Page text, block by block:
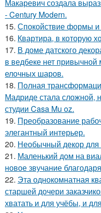
Макаревич создала
- Century Modern.
15. Спокойствие формы и
16. Квартира, в которую
17. В доме датского
в ведбеке нет
елочных шаров.
18. Полная
Мадриде стала сложной,
студии Casa Mu oz.
19. Преобразование
элегантный интерьер.
20. Необычный декор для
21. Маленький дом на
новое звучание
22. Эта однокомнатная
старшей дочери
хватать и для учёбы, и